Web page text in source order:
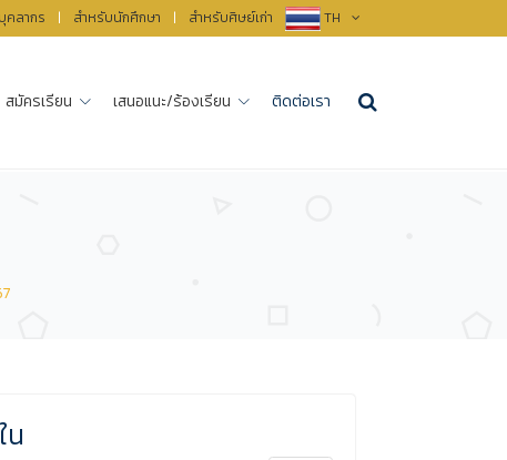
คลากร | สำหรับนักศึกษา | สำหรับศิษย์เก่า TH
สมัครเรียน เสนอแนะ/ร้องเรียน ติดต่อเรา